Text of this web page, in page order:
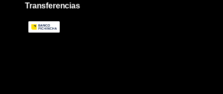
Transferencias